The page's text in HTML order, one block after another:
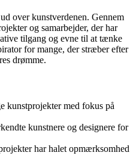
over kunstverdenen. Gennem
og samarbejder, der har
tilgang og evne til at tænke
for mange, der stræber efter
drømme.
kunstprojekter med fokus på
kunstnere og designere for
har halet opmærksomhed